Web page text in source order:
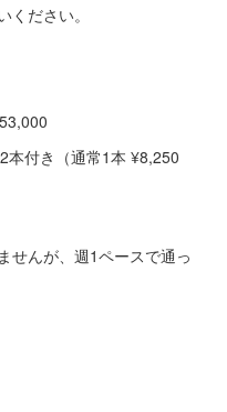
ださい。
本付き（通常1本 ¥8,250
せんが、週1ペースで通っ